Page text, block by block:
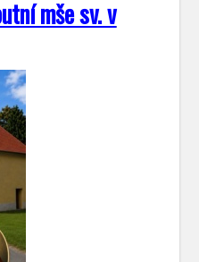
mše sv. v